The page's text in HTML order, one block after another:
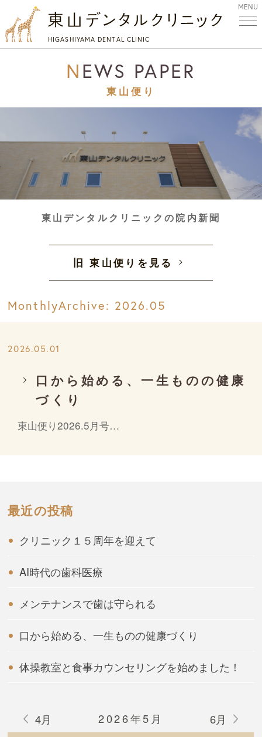
HIGASHIYAMA DENTAL CLINIC
MENU
NEWS PAPER
東山便り
東山デンタルクリニックの院内新聞
旧 東山便りを見る
MonthlyArchive: 2026.05
2026.05.01
口から始める、一生ものの健康
づくり
東山便り2026.5月号…
最近の投稿
クリニック１５周年を迎えて
AI時代の歯科医療
メンテナンスで歯は守られる
口から始める、一生ものの健康づくり
体操教室と食事カウンセリングを始めました！
2026年5月
4月 6月